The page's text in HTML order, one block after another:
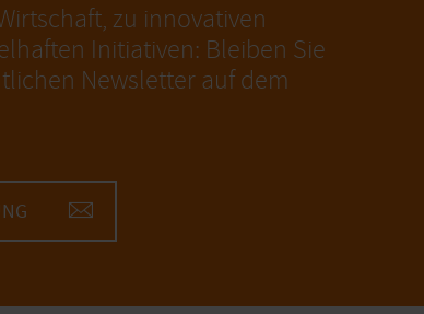
zu innovativen
Initiativen: Bleiben Sie
Newsletter auf dem